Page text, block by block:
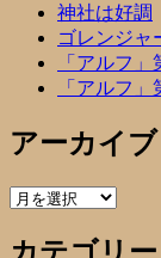
神社は好調
ゴレンジャ
「アルフ
「アルフ
アーカイブ
ア
カ